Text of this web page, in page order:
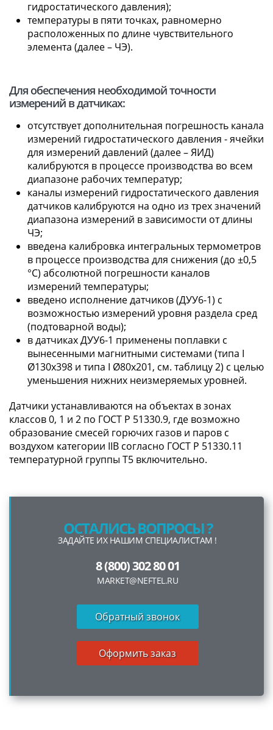
гидростатического давления);
температуры в пяти точках, равномерно
расположенных по длине чувствительного
элемента (далее – ЧЭ).
Для обеспечения необходимой точности
измерений в датчиках:
отсутствует дополнительная погрешность канала
измерений гидростатического давления - ячейки
для измерений давлений (далее – ЯИД)
калибруются в процессе производства во всем
диапазоне рабочих температур;
каналы измерений гидростатического давления
датчиков калибруются на одно из трех значений
диапазона измерений в зависимости от длины
ЧЭ;
введена калибровка интегральных термометров
в процессе производства для снижения (до ±0,5
°C) абсолютной погрешности каналов
измерений температуры;
введено исполнение датчиков (ДУУ6-1) с
возможностью измерений уровня раздела сред
(подтоварной воды);
в датчиках ДУУ6-1 применены поплавки с
вынесенными магнитными системами (типа I
Ø130х398 и типа I Ø80х201, см. таблицу 2) c целью
уменьшения нижних неизмеряемых уровней.
Датчики устанавливаются на объектах в зонах
классов 0, 1 и 2 по ГОСТ Р 51330.9, где возможно
образование смесей горючих газов и паров с
воздухом категории IIB согласно ГОСТ Р 51330.11
температурной группы T5 включительно.
ОСТАЛИСЬ ВОПРОСЫ ?
ЗАДАЙТЕ ИХ НАШИМ СПЕЦИАЛИСТАМ !
8 (800) 302 80 01
MARKET@NEFTEL.RU
Обратный звонок
Оформить заказ